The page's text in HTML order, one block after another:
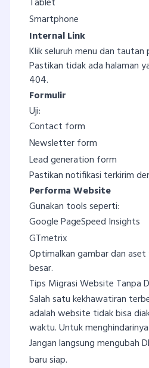
Smartphone
Internal Link
Klik seluruh menu dan tautan
Pastikan tidak ada halaman
404.
Formulir
Uji:
Contact form
Newsletter form
Lead generation form
Pastikan notifikasi terkirim
Performa Website
Gunakan tools seperti:
Google PageSpeed Insights
GTmetrix
Optimalkan gambar dan
besar.
Tips Migrasi Website Tanpa
Salah satu kekhawatiran
adalah website tidak bisa
waktu. Untuk menghindarinya:
Jangan langsung mengubah
baru siap.